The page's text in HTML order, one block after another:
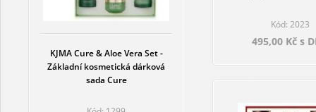
KJMA Cure & Aloe Vera Set -
Základní kosmetická dárková
sada Cure
Kód: 2023
495,00 Kč s